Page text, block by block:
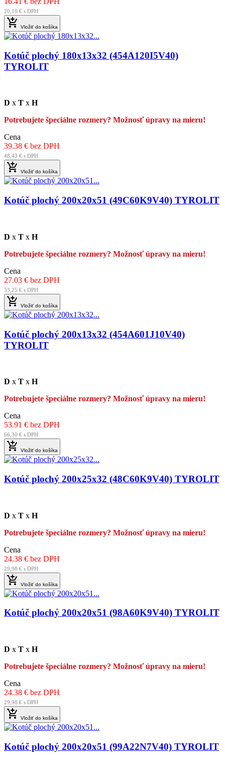
20,18 € s DPH
 Vložiť do košíka
Kotúč plochý 180x13x32 (454A120I5V40)
TYROLIT
D x T x H
Potrebujete špeciálne rozmery? Možnosť úpravy na mieru!
Cena
39.38 € bez DPH
48,43 € s DPH
 Vložiť do košíka
Kotúč plochý 200x20x51 (49C60K9V40) TYROLIT
D x T x H
Potrebujete špeciálne rozmery? Možnosť úpravy na mieru!
Cena
27.03 € bez DPH
33,25 € s DPH
 Vložiť do košíka
Kotúč plochý 200x13x32 (454A601J10V40)
TYROLIT
D x T x H
Potrebujete špeciálne rozmery? Možnosť úpravy na mieru!
Cena
53.91 € bez DPH
66,30 € s DPH
 Vložiť do košíka
Kotúč plochý 200x25x32 (48C60K9V40) TYROLIT
D x T x H
Potrebujete špeciálne rozmery? Možnosť úpravy na mieru!
Cena
24.38 € bez DPH
29,98 € s DPH
 Vložiť do košíka
Kotúč plochý 200x20x51 (98A60K9V40) TYROLIT
D x T x H
Potrebujete špeciálne rozmery? Možnosť úpravy na mieru!
Cena
24.38 € bez DPH
29,98 € s DPH
 Vložiť do košíka
Kotúč plochý 200x20x51 (99A22N7V40) TYROLIT